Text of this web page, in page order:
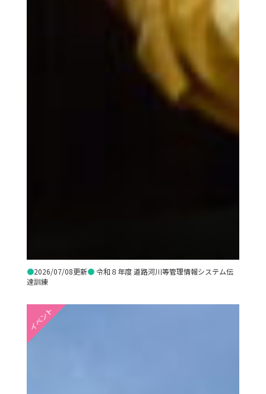
●2026/07/08更新●令和８年度 道路河川等管理情報システム伝
達訓練
イベント